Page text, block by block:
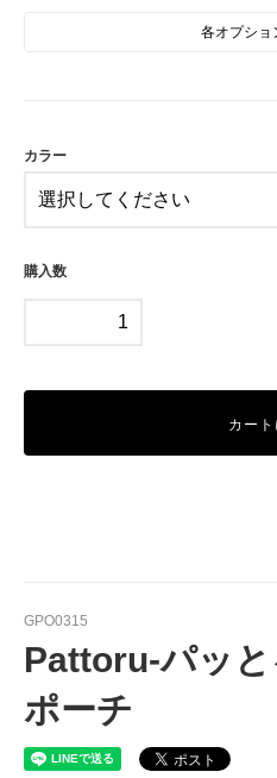
各オプショ
カラー
購入数
カー
GPO0315
Pattoru-パッ
ポーチ